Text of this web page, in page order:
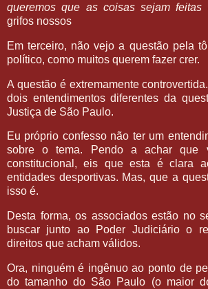
queremos que as coisas sejam feitas
grifos nossos
Em terceiro, não vejo a questão pela
político, como muitos querem fazer crer.
A questão é extremamente
dois entendimentos diferentes da
Justiça de São Paulo.
Eu próprio confesso não ter um
sobre o tema. Pendo a achar que
constitucional, eis que esta é clara
entidades desportivas. Mas, que a
isso é.
Desta forma, os associados estão no
buscar junto ao Poder Judiciário o
direitos que acham válidos.
Ora, ninguém é ingênuo ao ponto de
do tamanho do São Paulo (o maior